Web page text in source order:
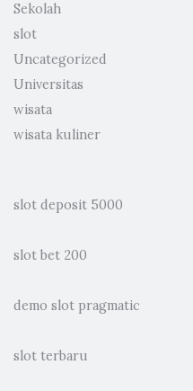
Sekolah
slot
Uncategorized
Universitas
wisata
wisata kuliner
slot deposit 5000
slot bet 200
demo slot pragmatic
slot terbaru